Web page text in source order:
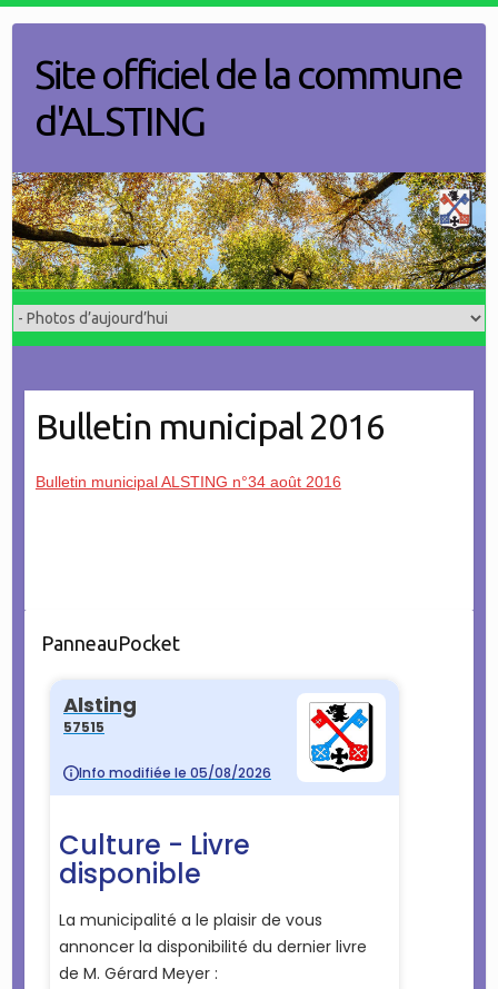
contentSite officiel de la commune
d'ALSTING
Bulletin municipal 2016
Bulletin municipal ALSTING n°34 août 2016
PanneauPocket